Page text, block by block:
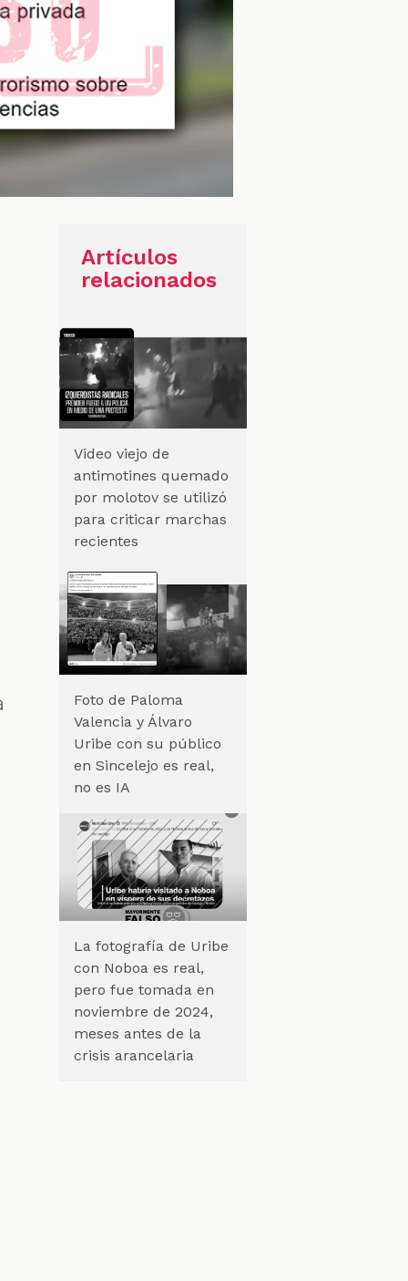
Artículos
relacionados
Video viejo de
antimotines quemado
por molotov se utilizó
para criticar marchas
recientes
Foto de Paloma
Valencia y Álvaro
Uribe con su público
en Sincelejo es real,
no es IA
La fotografía de Uribe
con Noboa es real,
pero fue tomada en
noviembre de 2024,
meses antes de la
crisis arancelaria